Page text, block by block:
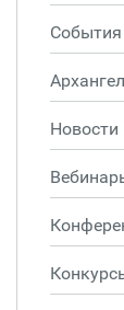
Новости